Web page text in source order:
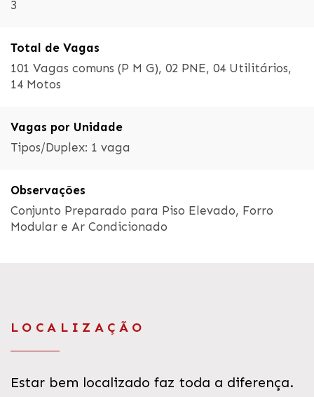
3
Total de Vagas
101 Vagas comuns (P M G), 02 PNE, 04 Utilitários,
14 Motos
Vagas por Unidade
Tipos/Duplex: 1 vaga
Observações
Conjunto Preparado para Piso Elevado, Forro
Modular e Ar Condicionado
LOCALIZAÇÃO
Estar bem localizado faz toda a diferença.